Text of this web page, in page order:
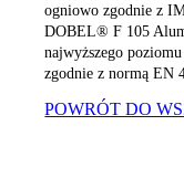
ogniowo zgodnie z
DOBEL® F 105
najwyższego
zgodnie z normą EN
POWRÓT DO